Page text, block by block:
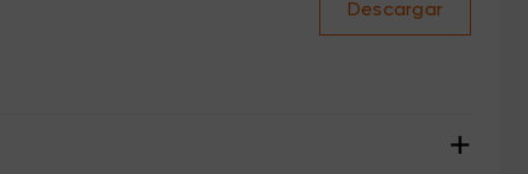
Descargar
+